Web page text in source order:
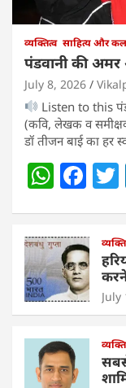
व्यक्तित्व साहित्य और
पंडवानी की
July 8, 2026
Listen to this
(कवि, लेखक व
डॉ तीजन बाई का हर
W
at
s
A
p
p
F
c
e
b
o
o
July